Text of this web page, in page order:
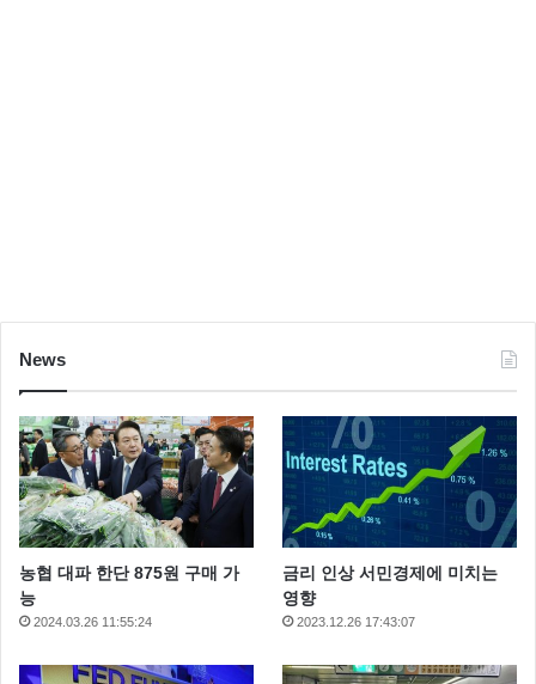
News
농협 대파 한단 875원 구매 가
능
2024.03.26 11:55:24
금리 인상 서민경제에 미치는
영향
2023.12.26 17:43:07